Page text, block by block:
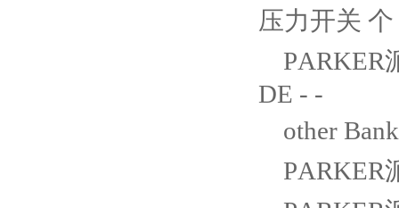
压力开关
PARKER
DE - -
other
PARKER